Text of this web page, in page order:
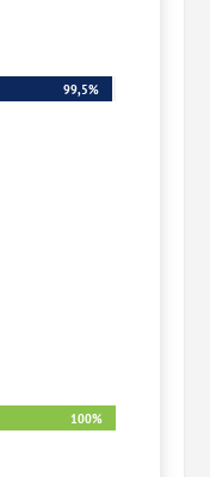
99,5%
99,5%
100%
100%